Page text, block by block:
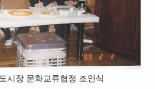
시장 문화교류협정 조인식